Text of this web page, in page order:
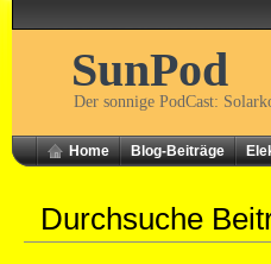
SunPod
Der sonnige PodCast:
Home Blog-Beiträge
Durchsuche